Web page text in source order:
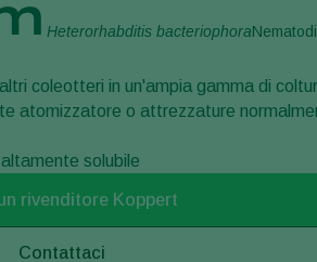
Canada
Ecuador
France
Heterorhabditis bacteriophora
coleotteri in un'ampia gamma di
atomizzatore o attrezzature
solubile
rivenditore Koppert
Contattaci